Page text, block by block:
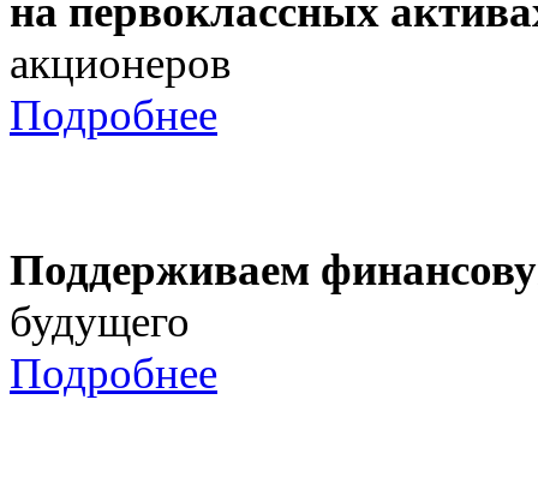
на первоклассных
акционеров
Подробнее
Поддерживаем
будущего
Подробнее